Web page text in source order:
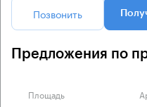
Позвонить
Предложения по
Площадь